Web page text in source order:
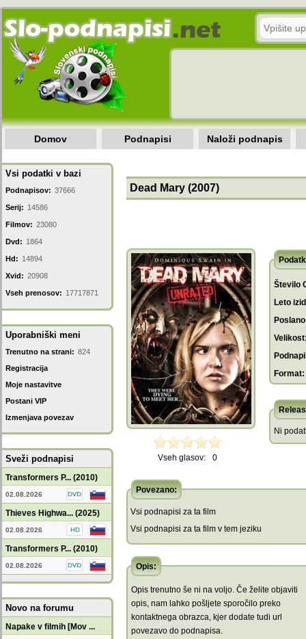
Domov Podnapisi Naloži podnapis
Vsi podatki v bazi
Podnapisov: 37666
Serij: 14586
Filmov: 23080
Dvd: 1864
Hd: 14894
Xvid: 20908
Vseh prenosov: 17717871
Uporabniški meni
Trenutno na strani: 824
Registracija
Moje nastavitve
Postani VIP
Izmenjava povezav
Sveži podnapisi
Transformers P... (2010)
02.08.2026
Thieves Highwa... (2025)
02.08.2026
Transformers P... (2010)
02.08.2026
Novo na forumu
Napake v filmih [Mov ...
Dead Mary (2007)
Vseh glasov: 0
Število
Leto
Format:
Ni
Povezano:
Vsi podnapisi za ta film
Vsi podnapisi za ta film v tem jeziku
Opis:
Opis trenutno še ni na voljo. Če želite objaviti
opis, nam lahko pošljete sporočilo preko
kontaktnega obrazca, kjer dodate tudi url
povezavo do podnapisa.